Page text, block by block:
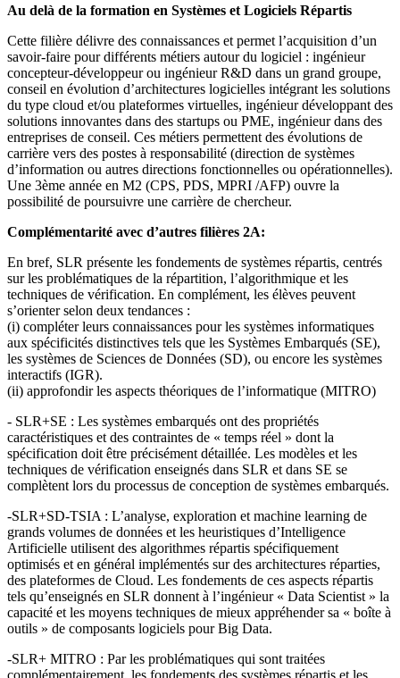
Au delà de la formation en Systèmes et Logiciels Répartis
Cette filière délivre des connaissances et permet l’acquisition d’un
savoir-faire pour différents métiers autour du logiciel : ingénieur
concepteur-développeur ou ingénieur R&D dans un grand groupe,
conseil en évolution d’architectures logicielles intégrant les solutions
du type cloud et/ou plateformes virtuelles, ingénieur développant des
solutions innovantes dans des startups ou PME, ingénieur dans des
entreprises de conseil. Ces métiers permettent des évolutions de
carrière vers des postes à responsabilité (direction de systèmes
d’information ou autres directions fonctionnelles ou opérationnelles).
Une 3ème année en M2 (CPS, PDS, MPRI /AFP) ouvre la
possibilité de poursuivre une carrière de chercheur.
Complémentarité avec d’autres filières 2A:
En bref, SLR présente les fondements de systèmes répartis, centrés
sur les problématiques de la répartition, l’algorithmique et les
techniques de vérification. En complément, les élèves peuvent
s’orienter selon deux tendances :
(i) compléter leurs connaissances pour les systèmes informatiques
aux spécificités distinctives tels que les Systèmes Embarqués (SE),
les systèmes de Sciences de Données (SD), ou encore les systèmes
interactifs (IGR).
(ii) approfondir les aspects théoriques de l’informatique (MITRO)
- SLR+SE : Les systèmes embarqués ont des propriétés
caractéristiques et des contraintes de « temps réel » dont la
spécification doit être précisément détaillée. Les modèles et les
techniques de vérification enseignés dans SLR et dans SE se
complètent lors du processus de conception de systèmes embarqués.
-SLR+SD-TSIA : L’analyse, exploration et machine learning de
grands volumes de données et les heuristiques d’Intelligence
Artificielle utilisent des algorithmes répartis spécifiquement
optimisés et en général implémentés sur des architectures réparties,
des plateformes de Cloud. Les fondements de ces aspects répartis
tels qu’enseignés en SLR donnent à l’ingénieur « Data Scientist » la
capacité et les moyens techniques de mieux appréhender sa « boîte à
outils » de composants logiciels pour Big Data.
-SLR+ MITRO : Par les problématiques qui sont traitées
complémentairement, les fondements des systèmes répartis et les